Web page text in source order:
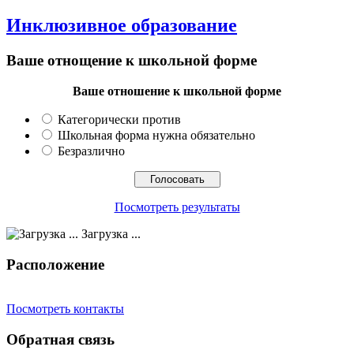
Инклюзивное образование
Ваше отнощение к школьной форме
Ваше отношение к школьной форме
Категорически против
Школьная форма нужна обязательно
Безразлично
Посмотреть результаты
Загрузка ...
Расположение
Посмотреть контакты
Обратная связь